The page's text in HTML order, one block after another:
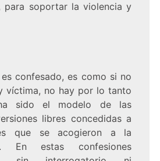
para soportar la violencia y
confesado, es como si no
víctima, no hay por lo tanto
sido el modelo de las
libres concedidas a
que se acogieron a la
En estas confesiones